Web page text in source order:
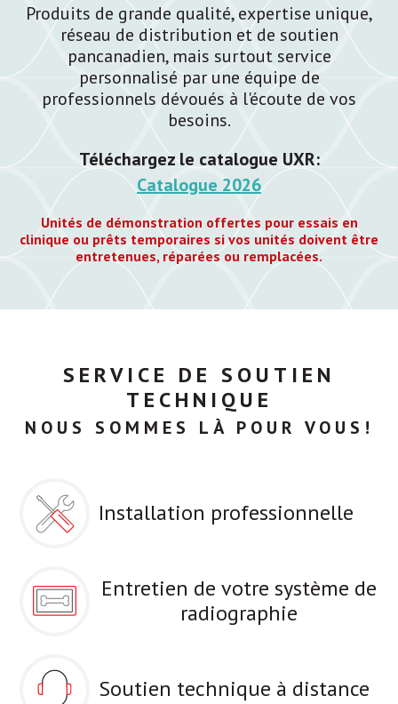
Produits de grande qualité, expertise unique,
réseau de distribution et de soutien
pancanadien, mais surtout service
personnalisé par une équipe de
professionnels dévoués à l'écoute de vos
besoins.
Téléchargez le catalogue UXR:
Catalogue 2026
Unités de démonstration offertes pour essais en
clinique ou prêts temporaires si vos unités doivent être
entretenues, réparées ou remplacées.
SERVICE DE SOUTIEN
TECHNIQUE
NOUS SOMMES LÀ POUR VOUS!
Installation professionnelle
Entretien de votre système de
radiographie
Soutien technique à distance